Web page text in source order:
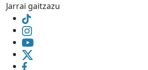
Jarrai gaitzazu